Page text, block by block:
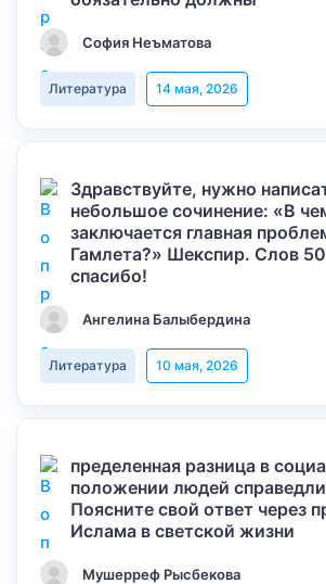
София Неъматова
Литература 14 мая, 2026
Здравствуйте, нужно
небольшое сочинение: «В
заключается главная
Гамлета?» Шекспир. Слов
спасибо!
Ангелина Балыбердина
Литература 10 мая, 2026
пределенная разница в
положении людей
Поясните свой ответ через
Ислама в светской жизни
Мушерреф Рысбекова